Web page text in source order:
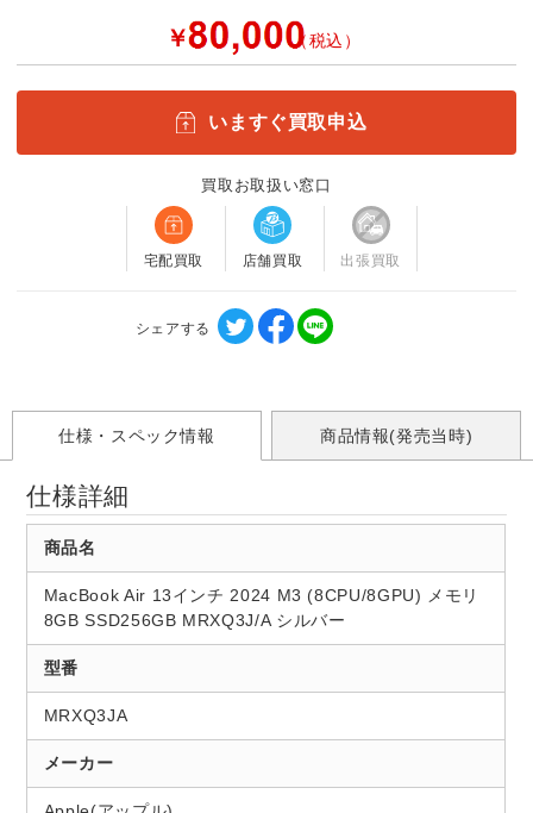
￥ （税込）
いますぐ買取申込
買取お取扱い窓口
宅配買取 店舗買取 出張買取
シェアする
仕様・スペック情報 商品情報(発売当時)
仕様詳細
商品名
MacBook Air 13インチ 2024 M3 (8CPU/8GPU) メモリ
8GB SSD256GB MRXQ3J/A シルバー
型番
MRXQ3JA
メーカー